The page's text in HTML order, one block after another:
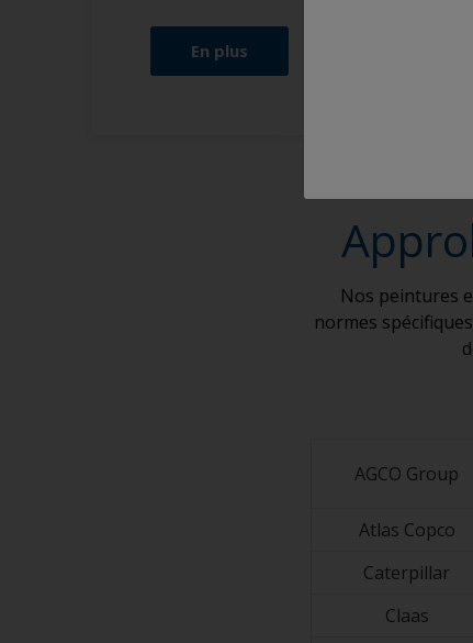
En plus
Nos peintures
normes
AGCO Group
Atlas Copco
Caterpillar
Claas